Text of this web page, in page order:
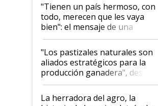
"Tienen un país hermoso, con
todo, merecen que les vaya
bien": el mensaje de una
ganadera uruguaya sobre las
oportunidades que se abren
para el agro en Argentina, con
foco en la carne
"Los pastizales naturales son
aliados estratégicos para la
producción ganadera", destaca
la iniciativa que ya reúne a 46
establecimientos en Argentina
La herradora del agro, la